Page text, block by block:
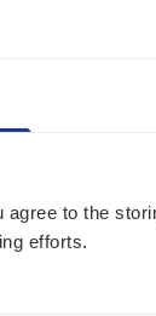
agree to the
efforts.